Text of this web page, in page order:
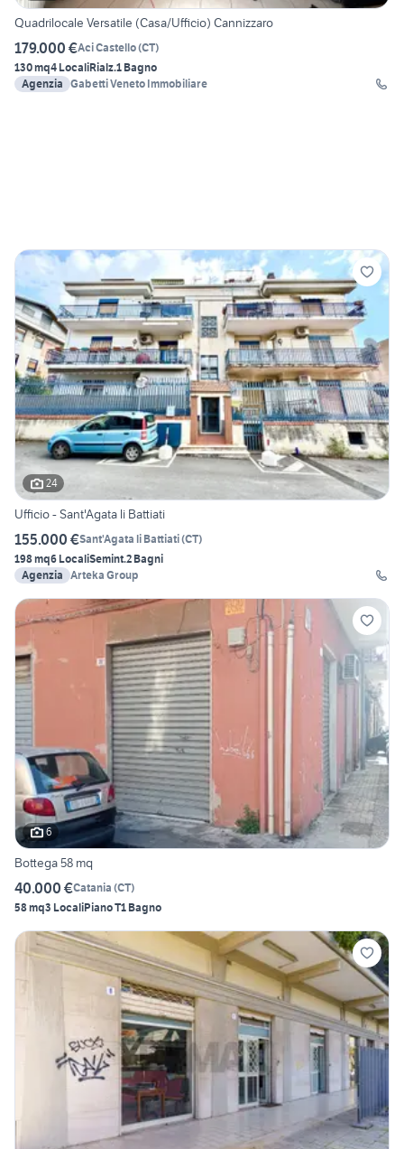
Quadrilocale Versatile (Casa/Ufficio) Cannizzaro
179.000 €Aci Castello(CT)
130 mq4 LocaliRialz.1 Bagno
Agenzia Gabetti Veneto Immobiliare
24
Ufficio - Sant'Agata li Battiati
155.000 €Sant'Agata li Battiati(CT)
198 mq6 LocaliSemint.2 Bagni
Agenzia Arteka Group
6
Bottega 58 mq
40.000 €Catania (CT)
58 mq3 LocaliPiano T1 Bagno